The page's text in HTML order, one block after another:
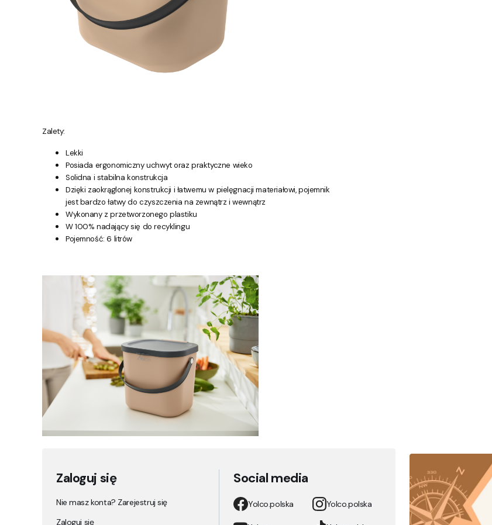
Zalety:
Lekki
Posiada ergonomiczny uchwyt oraz praktyczne wieko
Solidna i stabilna konstrukcja
Dzięki zaokrąglonej konstrukcji i łatwemu w pielęgnacji materiałowi, pojemnik
jest bardzo łatwy do czyszczenia na zewnątrz i wewnątrz
Wykonany z przetworzonego plastiku
W 100% nadający się do recyklingu
Pojemność: 6 litrów
Zaloguj się
Nie masz konta? Zarejestruj się
Zaloguj się
Social media
Yolco.polska Yolco.polska